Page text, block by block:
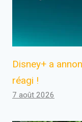
Disney+ a
réagi !
7 août 2026